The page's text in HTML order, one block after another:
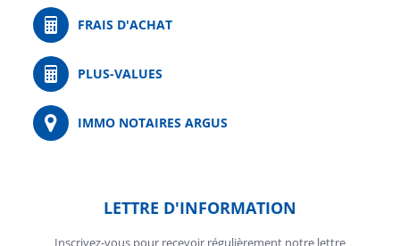
FRAIS D'ACHAT
PLUS-VALUES
IMMO NOTAIRES ARGUS
LETTRE D'INFORMATION
Inscrivez-vous pour recevoir régulièrement notre lettre